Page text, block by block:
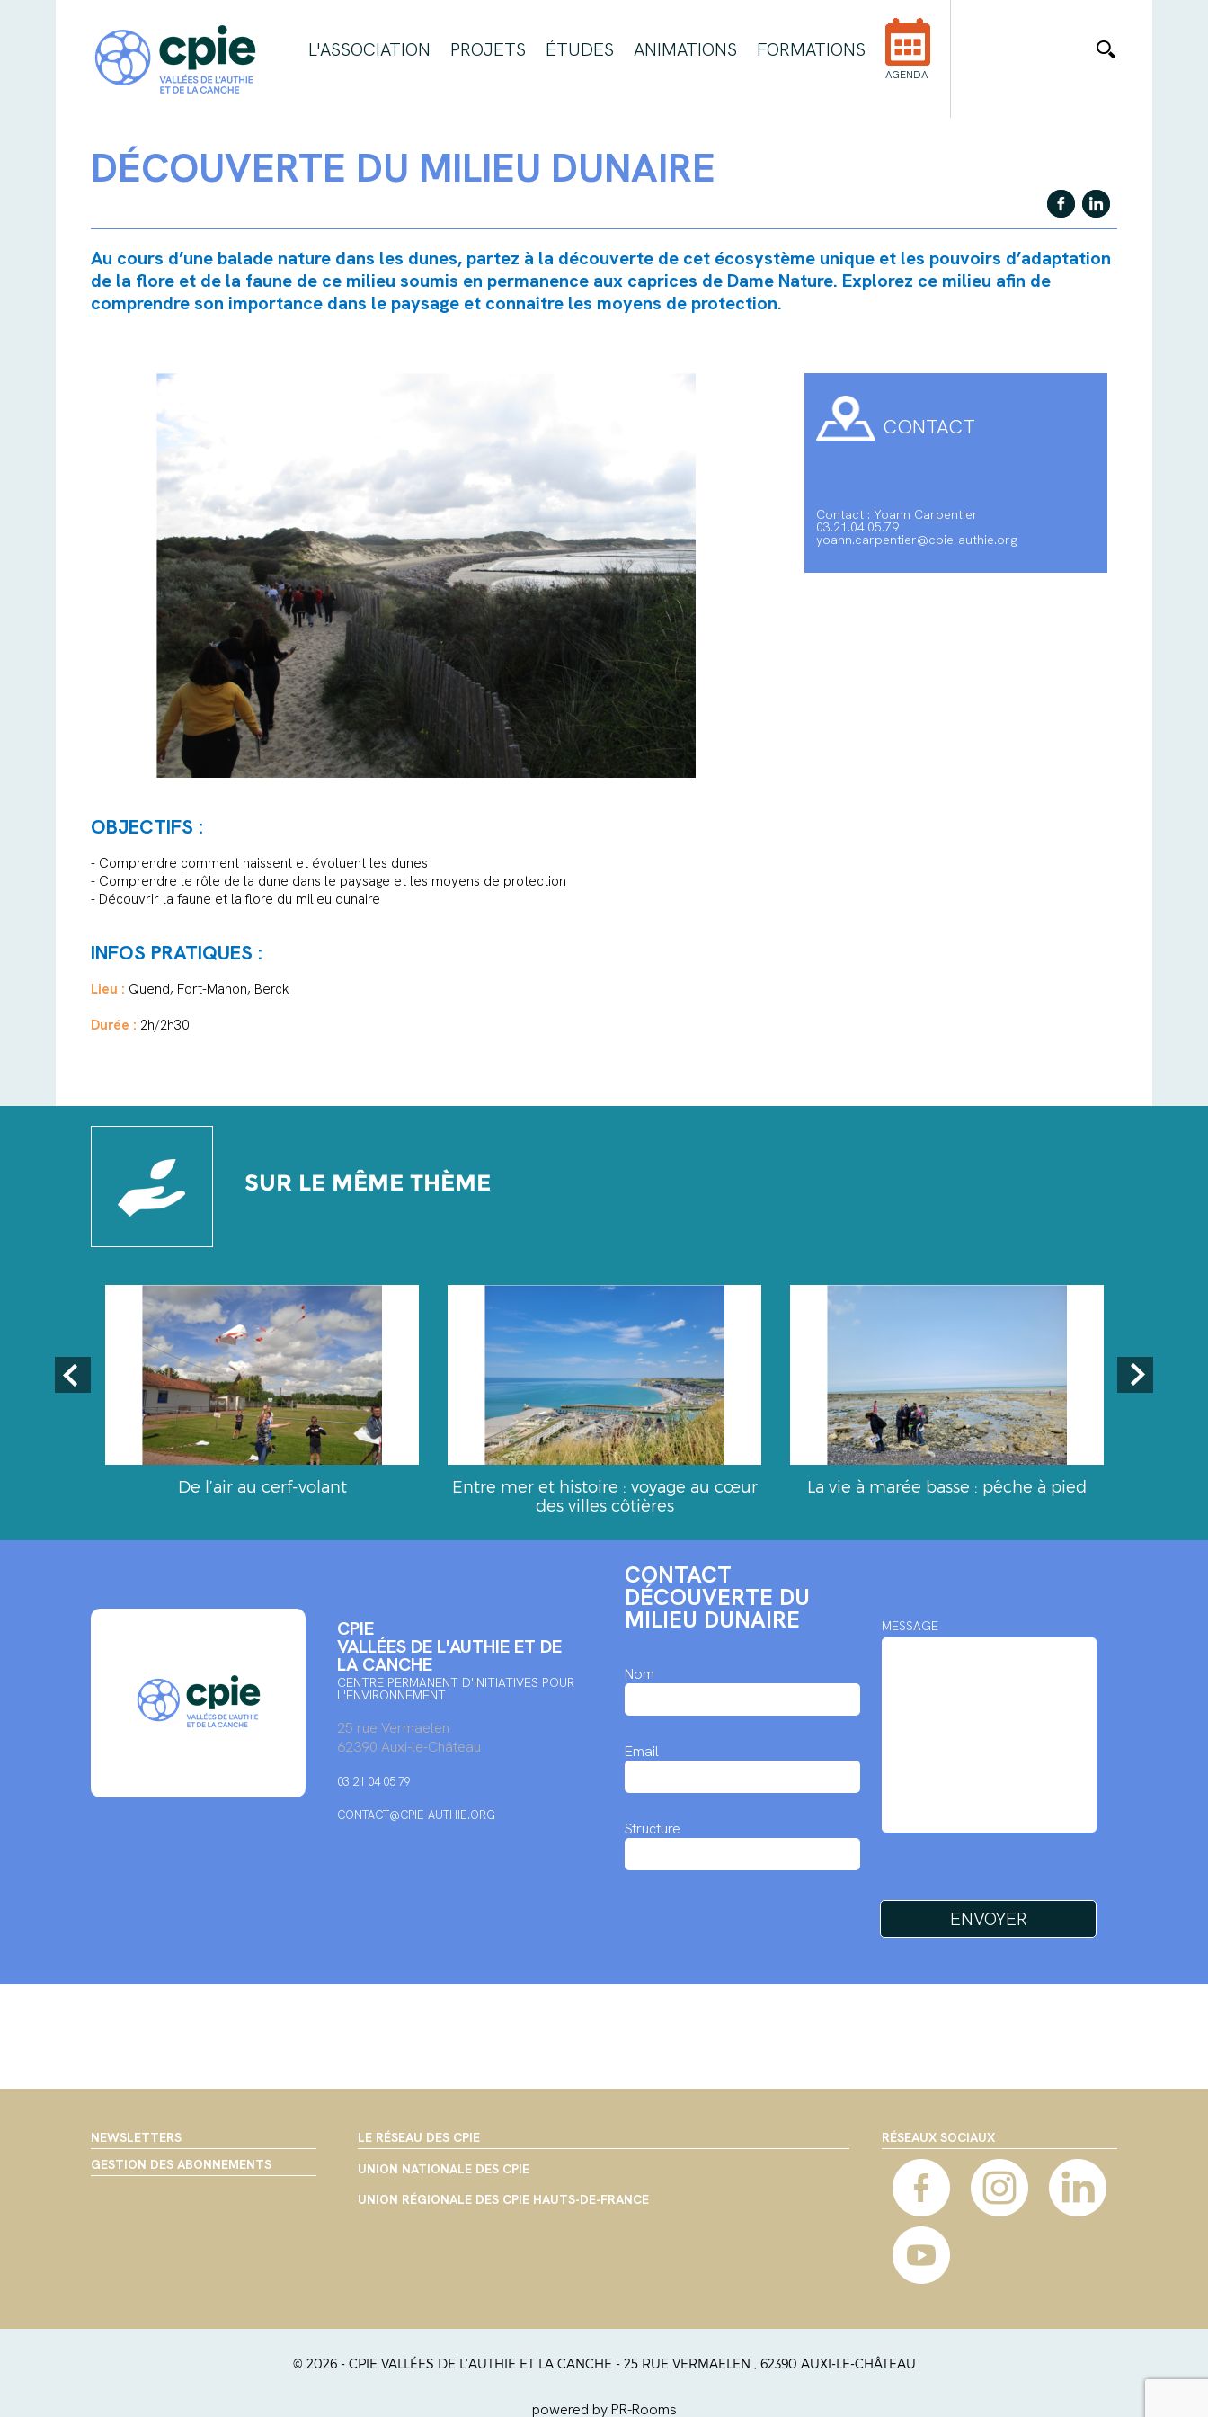
L'ASSOCIATION PROJETS ÉTUDES ANIMATIONS FORMATIONS
AGENDA
DÉCOUVERTE DU MILIEU DUNAIRE
Au cours d’une balade nature dans les dunes, partez à la découverte de cet écosystème unique et les pouvoirs d’adaptation
de la flore et de la faune de ce milieu soumis en permanence aux caprices de Dame Nature. Explorez ce milieu afin de
comprendre son importance dans le paysage et connaître les moyens de protection.
CONTACT
Contact : Yoann Carpentier
03.21.04.05.79
yoann.carpentier@cpie-authie.org
OBJECTIFS :
- Comprendre comment naissent et évoluent les dunes
- Comprendre le rôle de la dune dans le paysage et les moyens de protection
- Découvrir la faune et la flore du milieu dunaire
INFOS PRATIQUES :
Lieu : Quend, Fort-Mahon, Berck
Durée : 2h/2h30
SUR LE MÊME THÈME
De l’air au cerf-volant
Entre mer et histoire : voyage au cœur
des villes côtières
La vie à marée basse : pêche à pied
CPIE
VALLÉES DE L'AUTHIE ET DE
LA CANCHE
CENTRE PERMANENT D'INITIATIVES POUR
L'ENVIRONNEMENT
25 rue Vermaelen
62390 Auxi-le-Château
03 21 04 05 79
CONTACT@CPIE-AUTHIE.ORG
CONTACT
DÉCOUVERTE DU
MILIEU DUNAIRE
Nom
Email
Structure
MESSAGE
NEWSLETTERS
GESTION DES ABONNEMENTS
LE RÉSEAU DES CPIE
UNION NATIONALE DES CPIE
UNION RÉGIONALE DES CPIE HAUTS-DE-FRANCE
RÉSEAUX SOCIAUX
© 2026 - CPIE VALLÉES DE L'AUTHIE ET LA CANCHE - 25 RUE VERMAELEN , 62390 AUXI-LE-CHÂTEAU
powered by PR-Rooms